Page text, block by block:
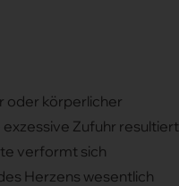
oder körperlicher
Zufuhr resultiert
verformt sich
Herzens wesentlich